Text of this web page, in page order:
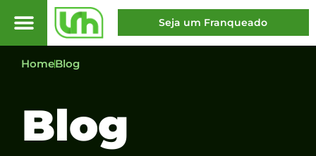
Seja um Franqueado
HomeBlog
Blog